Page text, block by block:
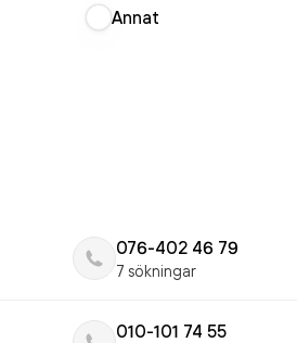
Annat
076-402 46 79
7 sökningar
010-101 74 55